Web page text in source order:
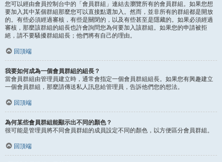
您可以經由會員控制台中的「會員群組」連結去瀏覽所有的會員群組。如果您想
要加入其中某個群組那麼您可以直接點選加入。然而，並非所有的群組都是開放
的。有些必須經過審核，有些是關閉的，以及有些甚至是隱藏的。如果必須經過
審核，那麼該群組的組長也許會詢問您為何要加入該群組。如果您的申請被拒
絕，請不要騷擾群組組長；他們將有自己的理由。
回頂端
我要如何成為一個會員群組的組長？
當會員群組由管理員建立時，通常會指定一個會員群組組長。如果您有興趣建立
一個會員群組，那麼請傳送私人訊息給管理員，告訴他們您的想法。
回頂端
為何某些會員群組能顯示出不同的顏色？
很可能是管理員將不同會員群組的成員設定不同的顏色，以方便區分會員群組。
回頂端